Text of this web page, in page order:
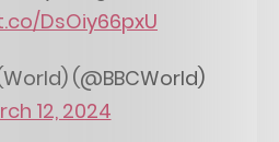
DsOiy66pxU
(@BBCWorld)
12, 2024